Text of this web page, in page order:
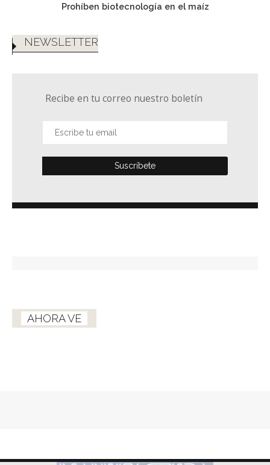
Prohíben biotecnología en el maíz
NEWSLETTER
Recibe en tu correo nuestro boletín
AHORA VE